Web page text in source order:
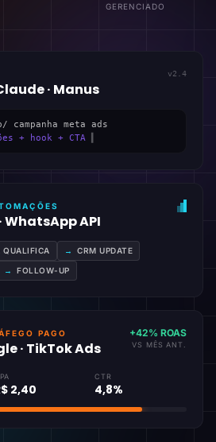
GERENCIADO
· Manus
v2.4
campanha meta ads
+ hook + CTA
WhatsApp API
QUALIFICA → CRM UPDATE
→ FOLLOW-UP
PAGO
· TikTok Ads
+42% ROAS
VS MÊS ANT.
2,40
CTR
4,8%